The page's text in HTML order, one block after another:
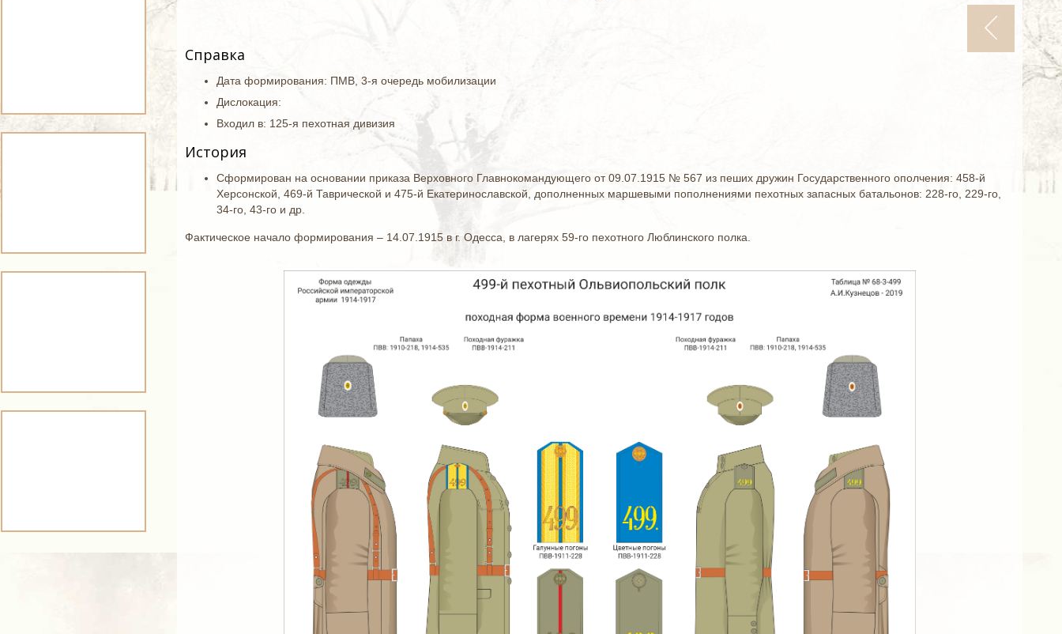
Справка
Дата формирования: ПМВ, 3-я очередь мобилизации
Дислокация:
Входил в: 125-я пехотная дивизия
История
Сформирован на основании приказа Верховного Главнокомандующего от 09.07.1915 № 567 из пеших дружин Государственного ополчения: 458-й
Херсонской, 469-й Таврической и 475-й Екатеринославской, дополненных маршевыми пополнениями пехотных запасных батальонов: 228-го, 229-го,
34-го, 43-го и др.
Фактическое начало формирования – 14.07.1915 в г. Одесса, в лагерях 59-го пехотного Люблинского полка.